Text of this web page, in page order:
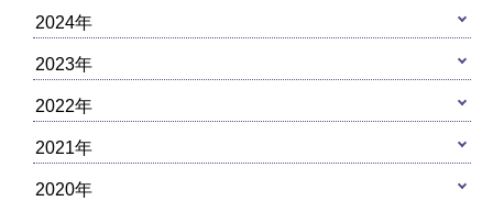
2024年
2023年
2022年
2021年
2020年